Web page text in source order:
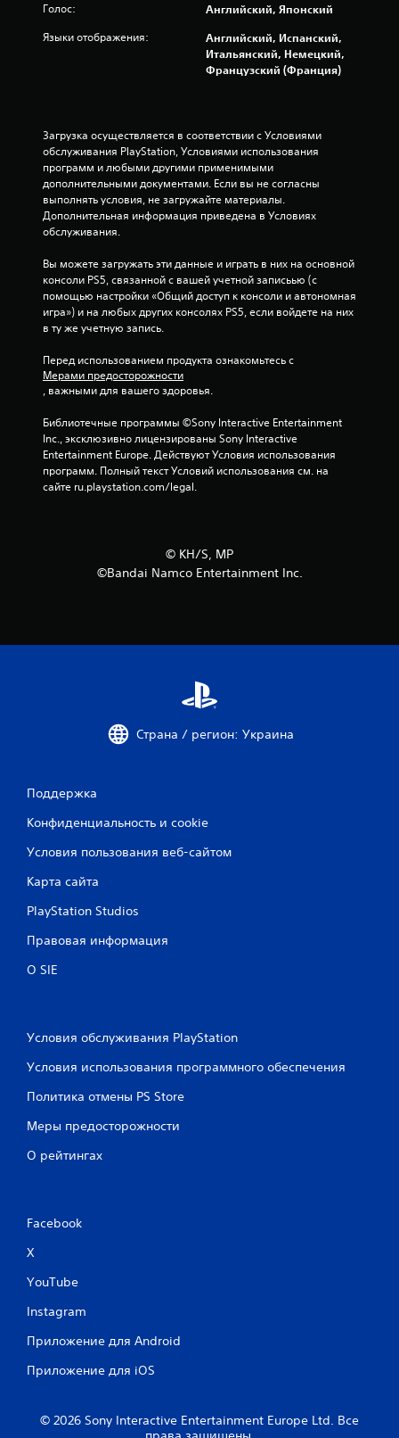
Голос: Английский, Японский
Языки отображения:
Английский, Испанский,
Итальянский, Немецкий,
Французский (Франция)
Загрузка осуществляется в соответствии с Условиями
обслуживания PlayStation, Условиями использования
программ и любыми другими применимыми
дополнительными документами. Если вы не согласны
выполнять условия, не загружайте материалы.
Дополнительная информация приведена в Условиях
обслуживания.
Вы можете загружать эти данные и играть в них на основной
консоли PS5, связанной с вашей учетной записьью (с
помощью настройки «Общий доступ к консоли и автономная
игра») и на любых других консолях PS5, если войдете на них
в ту же учетную запись.
Перед использованием продукта ознакомьтесь с
Мерами предосторожности
, важными для вашего здоровья.
Библиотечные программы ©Sony Interactive Entertainment
Inc., эксклюзивно лицензированы Sony Interactive
Entertainment Europe. Действуют Условия использования
программ. Полный текст Условий использования см. на
сайте ru.playstation.com/legal.
©︎ KH/S, MP
©Bandai Namco Entertainment Inc.
Страна / регион: Украина
Поддержка
Конфиденциальность и cookie
Условия пользования веб-сайтом
Карта сайта
PlayStation Studios
Правовая информация
О SIE
Условия обслуживания PlayStation
Условия использования программного обеспечения
Политика отмены PS Store
Меры предосторожности
О рейтингах
Facebook
X
YouTube
Instagram
Приложение для Android
Приложение для iOS
© 2026 Sony Interactive Entertainment Europe Ltd. Все